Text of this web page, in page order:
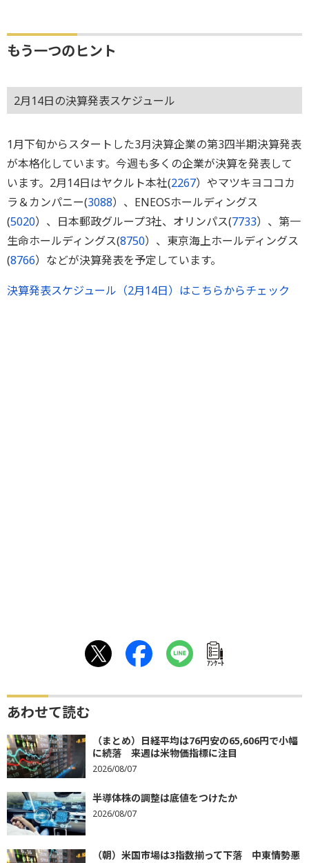
もう一つのヒント
2月14日の決算発表スケジュール
1月下旬からスタートした3月決算企業の第3四半期決算発表
が本格化しています。今週も多くの企業が決算を発表して
います。2月14日はヤクルト本社(2267）やマツキヨココカ
ラ＆カンパニー(3088）、ENEOSホールディングス
(5020）、日本郵政グループ3社、オリンパス(7733）、第一
生命ホールディングス(8750）、東京海上ホールディングス
(8766）などが決算発表を予定しています。
決算発表スケジュール（2月14日）はこちらからチェック
ｱﾝｹｰﾄ
あわせて読む
（まとめ）日経平均は76円安の65,606円で小幅
に続落 来週は米物価指標に注目
2026/08/07
半導体株の調整は底値をつけたか
2026/08/07
（朝）米国市場は3指数揃って下落 中東情勢悪